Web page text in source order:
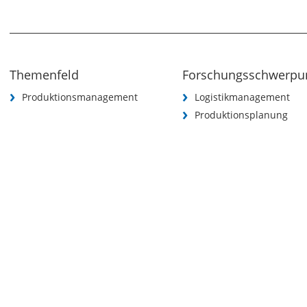
Themenfeld
Produktionsmanagement
Logistikmanagement
Produktionsplanung